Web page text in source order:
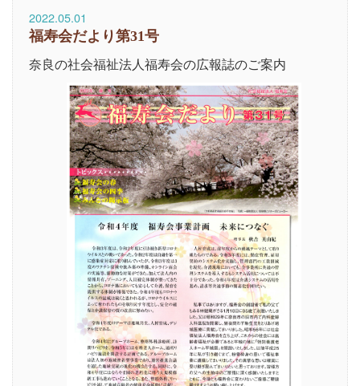
2022.05.01
福寿会だより第31号
奈良の社会福祉法人福寿会の広報誌のご案内